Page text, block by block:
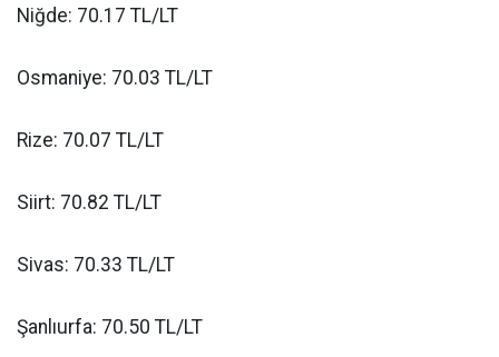
Niğde: 70.17 TL/LT
Osmaniye: 70.03 TL/LT
Rize: 70.07 TL/LT
Siirt: 70.82 TL/LT
Sivas: 70.33 TL/LT
Şanlıurfa: 70.50 TL/LT